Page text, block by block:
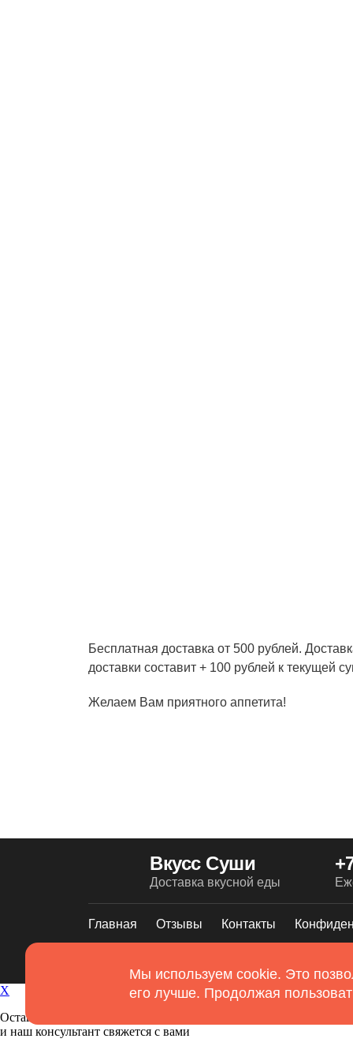
ИспользованиеМы используем cookie. Это
его лучше. Продолжая
Бесплатная доставка от 500 рублей.
доставки составит + 100 рублей к текущей
Желаем Вам приятного аппетита!
Вкусс Суши
Доставка вкусной еды
Главная Отзывы Контакты
X
Оставьте ваши контакты
и наш консультант свяжется с вами